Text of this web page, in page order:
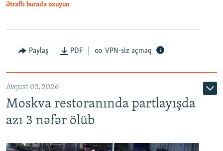
Ətraflı burada oxuyun
Paylaş PDF VPN-siz açmaq
Avqust 03, 2026
Moskva restoranında partlayışda
azı 3 nəfər ölüb